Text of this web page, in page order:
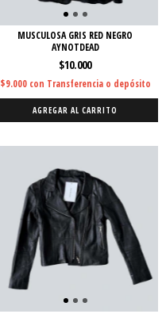
MUSCULOSA GRIS RED NEGRO
AYNOTDEAD
$10.000
$9.000 con Transferencia o depósito
AGREGAR AL CARRITO